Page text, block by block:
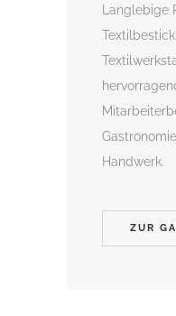
Langlebige
Handwerk.
ZUR